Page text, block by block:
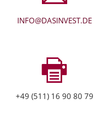
INFO@DASINVEST.DE
+49 (511) 16 90 80 79